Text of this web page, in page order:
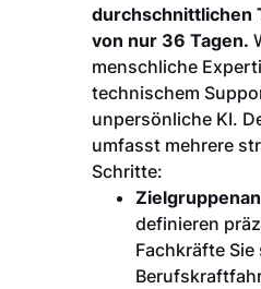
durchschnittlichen
von nur 36 Tagen.
menschliche
technischem
unpersönliche KI.
umfasst mehrere
Schritte:
definieren
Fachkräfte